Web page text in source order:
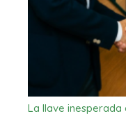
La llave inesperada